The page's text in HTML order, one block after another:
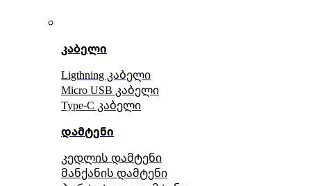
კაბელი
Ligthning კაბელი
Micro USB კაბელი
Type-C კაბელი
დამტენი
კედლის დამტენი
მანქანის დამტენი